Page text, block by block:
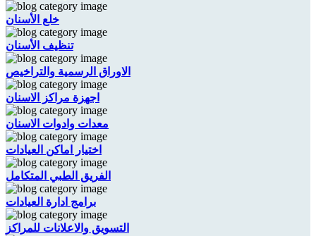
خلع الأسنان
تنظيف الأسنان
الاوراق الرسمية والتراخيص
اجهزة مراكز الاسنان
معدات وادوات الاسنان
اختيار اماكن العيادات
الفريق الطبي المتكامل
برامج ادارة العيادات
التسويق والاعلانات للمراكز